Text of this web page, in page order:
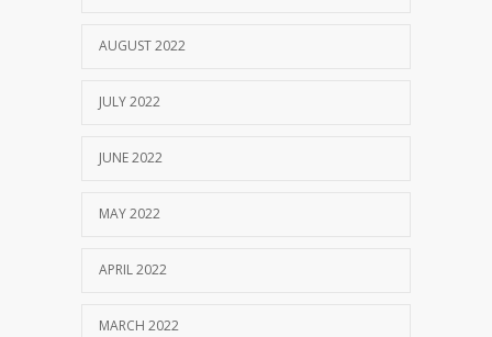
AUGUST 2022
JULY 2022
JUNE 2022
MAY 2022
APRIL 2022
MARCH 2022